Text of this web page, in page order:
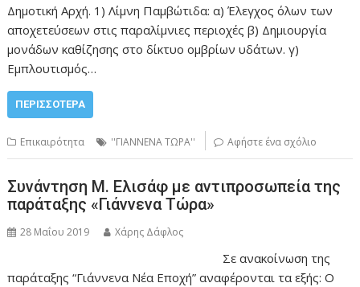
Δημοτική Αρχή. 1) Λίμνη Παμβώτιδα: α) Έλεγχος όλων των
αποχετεύσεων στις παραλίμνιες περιοχές β) Δημιουργία
μονάδων καθίζησης στο δίκτυο ομβρίων υδάτων. γ)
Εμπλουτισμός…
ΠΕΡΙΣΣΌΤΕΡΑ
Επικαιρότητα ''ΓΙΑΝΝΕΝΑ ΤΩΡΑ'' Αφήστε ένα σχόλιο
Συνάντηση Μ. Ελισάφ με αντιπροσωπεία της
παράταξης «Γιάννενα Τώρα»
28 Μαΐου 2019 Χάρης Δάφλος
Σε ανακοίνωση της
παράταξης “Γιάννενα Νέα Εποχή” αναφέρονται τα εξής: Ο